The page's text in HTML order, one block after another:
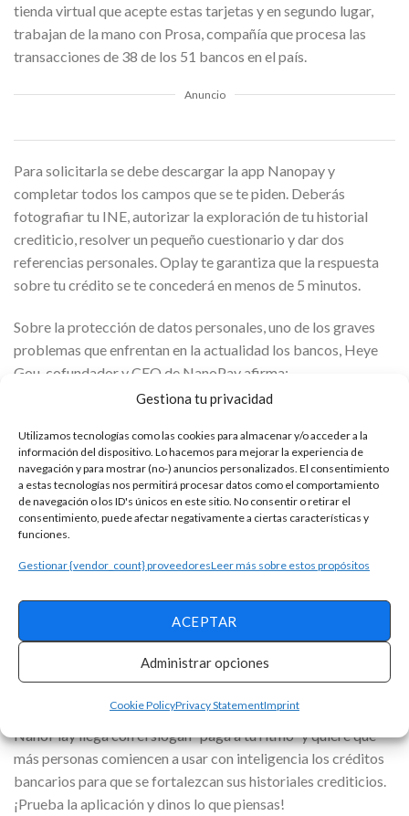
Gestiona tu privacidad
Utilizamos tecnologías como las cookies para almacenar y/o acceder a la
información del dispositivo. Lo hacemos para mejorar la experiencia de
navegación y para mostrar (no-) anuncios personalizados. El consentimiento
a estas tecnologías nos permitirá procesar datos como el comportamiento
de navegación o los ID's únicos en este sitio. No consentir o retirar el
consentimiento, puede afectar negativamente a ciertas características y
funciones.
Gestionar {vendor_count} proveedoresLeer más sobre estos propósitos
ACEPTAR
Administrar opciones
Cookie PolicyPrivacy StatementImprint
tienda virtual que acepte estas tarjetas y en segundo lugar,
trabajan de la mano con Prosa, compañía que procesa las
transacciones de 38 de los 51 bancos en el país.
Anuncio
Para solicitarla se debe descargar la app Nanopay y
completar todos los campos que se te piden. Deberás
fotografiar tu INE, autorizar la exploración de tu historial
crediticio, resolver un pequeño cuestionario y dar dos
referencias personales. Oplay te garantiza que la respuesta
sobre tu crédito se te concederá en menos de 5 minutos.
Sobre la protección de datos personales, uno de los graves
problemas que enfrentan en la actualidad los bancos, Heye
Gou, cofundador y CEO de NanoPay afirma:
Serfinanza
Vea qué condiciones se requieren para solicitar la
tarjeta de crédito Marriott Bonvoy
“Nosotros estamos regulados por las leyes mexicanas. Nos
nosotros hemos cumplido con ellos. Por otro lado, como el
trato de la información es 100% digital y no hay un papel, es
muy difícil que cualquier colaborador interno tenga acceso a
la información. Todos los datos están encriptados de punta a
NanoPlay llega con el slogan “paga a tu ritmo” y quiere que
más personas comiencen a usar con inteligencia los créditos
bancarios para que se fortalezcan sus historiales crediticios.
¡Prueba la aplicación y dinos lo que piensas!